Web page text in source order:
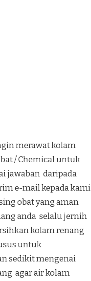
merawat kolam
/ Chemical untuk
jawaban daripada
e-mail kepada kami
obat yang aman
anda selalu jernih
kolam renang
untuk
sedikit mengenai
agar air kolam